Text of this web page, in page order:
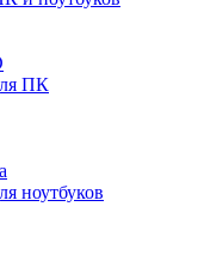
ПК
ноутбуков